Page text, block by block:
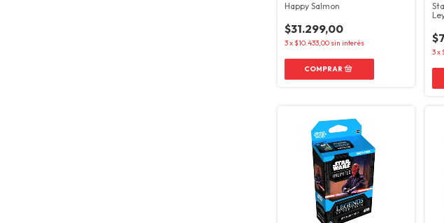
Happy Salmon
$31.299,00
3x $10.433,00 sin interés
3x